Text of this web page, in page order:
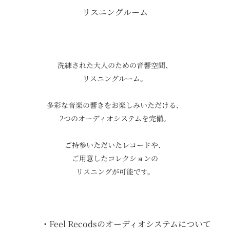
リスニングルーム
洗練された大人のための音響空間、
リスニングルーム。
多彩な音楽の響きをお楽しみいただける、
2つのオーディオシステムを完備。
ご持参いただいたレコードや、
ご用意したコレクションの
リスニングが可能です。
・ Feel Recodsのオーディオシステムについて